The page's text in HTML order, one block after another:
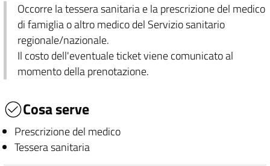
Occorre la tessera sanitaria e la prescrizione del medico
di famiglia o altro medico del Servizio sanitario
regionale/nazionale.
Il costo dell'eventuale ticket viene comunicato al
momento della prenotazione.
Cosa serve
Prescrizione del medico
Tessera sanitaria